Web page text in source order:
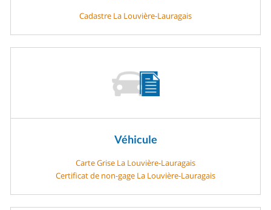
Cadastre La Louvière-Lauragais
Véhicule
Carte Grise La Louvière-Lauragais
Certificat de non-gage La Louvière-Lauragais